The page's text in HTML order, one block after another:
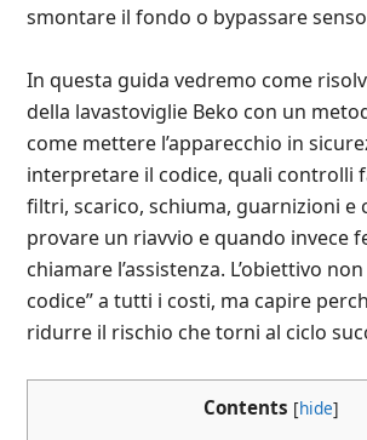
smontare il fondo o bypassare
In questa guida vedremo come
della lavastoviglie Beko con un
come mettere l’apparecchio in
interpretare il codice, quali controlli
filtri, scarico, schiuma, guarnizioni e
provare un riavvio e quando invece
chiamare l’assistenza. L’obiettivo
codice” a tutti i costi, ma capire
ridurre il rischio che torni al ciclo
Contents [hide]